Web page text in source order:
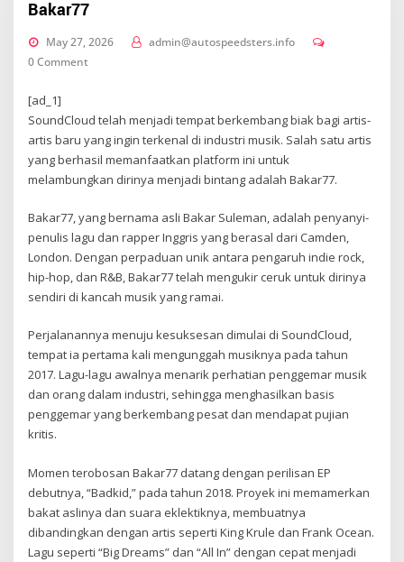
Bakar77
May 27, 2026
admin@autospeedsters.info
0 Comment
[ad_1]
SoundCloud telah menjadi tempat berkembang biak bagi artis-
artis baru yang ingin terkenal di industri musik. Salah satu artis
yang berhasil memanfaatkan platform ini untuk
melambungkan dirinya menjadi bintang adalah Bakar77.
Bakar77, yang bernama asli Bakar Suleman, adalah penyanyi-
penulis lagu dan rapper Inggris yang berasal dari Camden,
London. Dengan perpaduan unik antara pengaruh indie rock,
hip-hop, dan R&B, Bakar77 telah mengukir ceruk untuk dirinya
sendiri di kancah musik yang ramai.
Perjalanannya menuju kesuksesan dimulai di SoundCloud,
tempat ia pertama kali mengunggah musiknya pada tahun
2017. Lagu-lagu awalnya menarik perhatian penggemar musik
dan orang dalam industri, sehingga menghasilkan basis
penggemar yang berkembang pesat dan mendapat pujian
kritis.
Momen terobosan Bakar77 datang dengan perilisan EP
debutnya, “Badkid,” pada tahun 2018. Proyek ini memamerkan
bakat aslinya dan suara eklektiknya, membuatnya
dibandingkan dengan artis seperti King Krule dan Frank Ocean.
Lagu seperti “Big Dreams” dan “All In” dengan cepat menjadi